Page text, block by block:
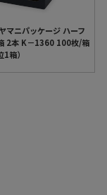
マニパッケージ ハーフ
2本 K－1360 100枚/箱
1箱）